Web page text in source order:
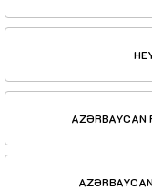
AZƏRBAYCAN